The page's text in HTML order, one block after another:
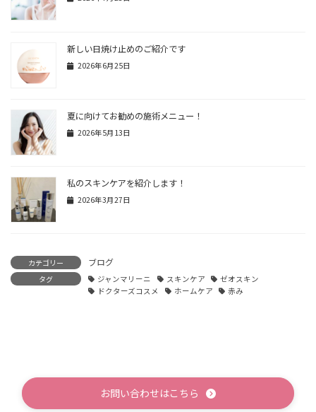
新しい日焼け止めのご紹介です
2026年6月25日
夏に向けてお勧めの施術メニュー！
2026年5月13日
私のスキンケアを紹介します！
2026年3月27日
カテゴリー ブログ
タグ ジャンマリーニ スキンケア
ゼオスキン
ドクターズコスメ
ホームケア 赤み
お問い合わせはこちら